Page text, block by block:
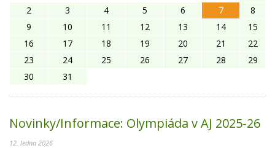
2
3 4 5 6 7
8
9
10 11 12 13 14
15
16
17 18 19 20 21
22
23
24 25 26 27 28
29
30
31
Novinky/Informace: Olympiáda v AJ 2025-26
12. ledna 2026